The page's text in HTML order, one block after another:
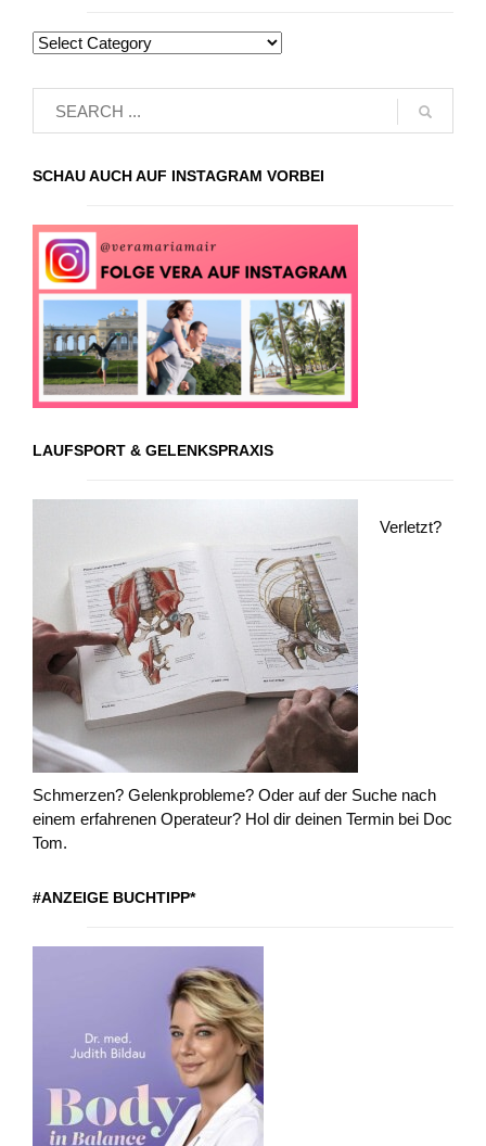
SCHAU AUCH AUF INSTAGRAM VORBEI
LAUFSPORT & GELENKSPRAXIS
Verletzt?
Schmerzen? Gelenkprobleme? Oder auf der Suche nach
einem erfahrenen Operateur? Hol dir deinen Termin bei Doc
Tom.
#ANZEIGE BUCHTIPP*